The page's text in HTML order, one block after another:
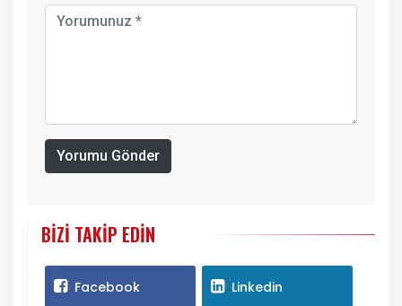
Yorumu Gönder
BIZI TAKIP EDIN
Facebook Linkedin